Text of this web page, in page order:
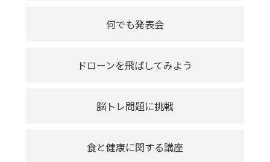
何でも発表会
ドローンを飛ばしてみよう
脳トレ問題に挑戦
食と健康に関する講座